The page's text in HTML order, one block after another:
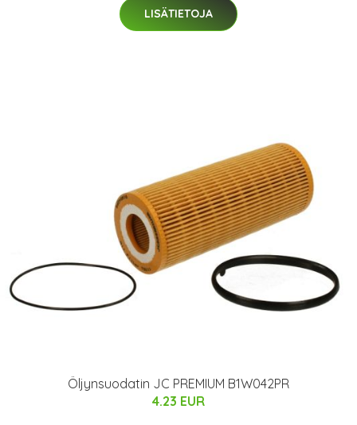
LISÄTIETOJA
Öljynsuodatin JC PREMIUM B1W042PR
4.23 EUR